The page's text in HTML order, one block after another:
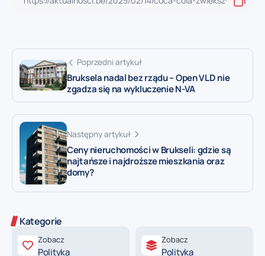
Poprzedni artykuł
Bruksela nadal bez rządu – Open VLD nie
zgadza się na wykluczenie N-VA
Następny artykuł
Ceny nieruchomości w Brukseli: gdzie są
najtańsze i najdroższe mieszkania oraz
domy?
Kategorie
Zobacz
Polityka
Zobacz
Polityka